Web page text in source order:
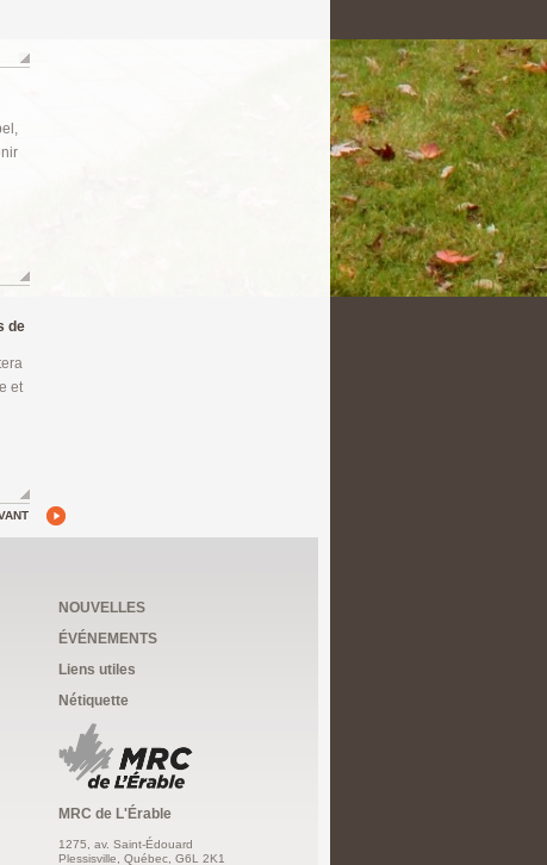
de
et
NOUVELLES
ÉVÉNEMENTS
Liens utiles
Nétiquette
MRC de L'Érable
1275, av. Saint-Édouard
Plessisville, Québec, G6L 2K1